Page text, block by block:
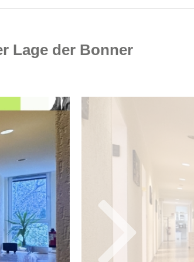
Lage der Bonner